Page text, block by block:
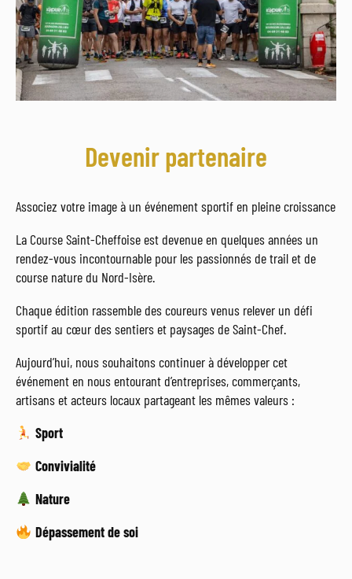
Devenir partenaire
Associez votre image à un événement sportif en pleine croissance
La Course Saint-Cheffoise est devenue en quelques années un
rendez-vous incontournable pour les passionnés de trail et de
course nature du Nord-Isère.
Chaque édition rassemble des coureurs venus relever un défi
sportif au cœur des sentiers et paysages de Saint-Chef.
Aujourd’hui, nous souhaitons continuer à développer cet
événement en nous entourant d’entreprises, commerçants,
artisans et acteurs locaux partageant les mêmes valeurs :
Sport
Convivialité
Nature
Dépassement de soi